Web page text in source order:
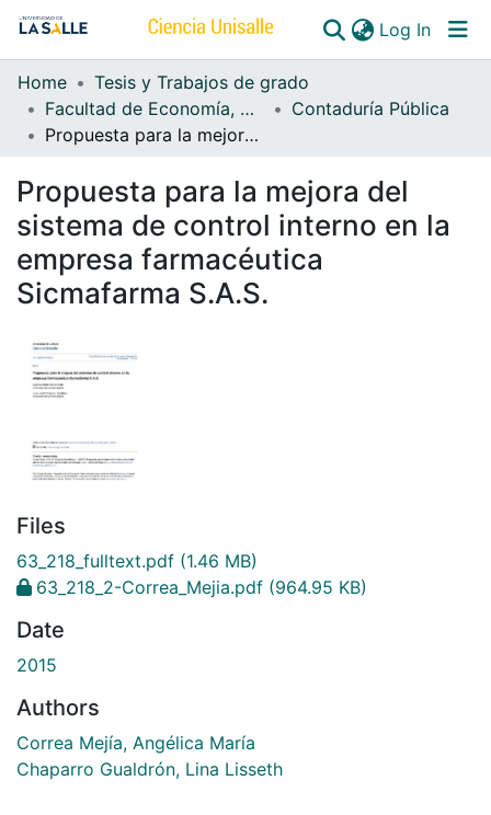
Log In
Communities & Collections
All of DSpace
Home
Tesis y Trabajos de grado
Facultad de Economía, Empresa y Desarrollo Sostenible - FEEDS
Contaduría Pública
Propuesta para la mejora del sistema de control interno en la empresa farmacéutica Sicmafarma S.A.S.
Propuesta para la mejora del
sistema de control interno en la
empresa farmacéutica
Sicmafarma S.A.S.
Files
63_218_fulltext.pdf (1.46 MB)
63_218_2-Correa_Mejia.pdf (964.95 KB)
Date
2015
Authors
Correa Mejía, Angélica María
Chaparro Gualdrón, Lina Lisseth